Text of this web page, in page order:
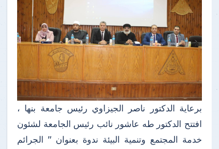
برعاية الدكتور ناصر الجيزاوي رئيس جامعة بنها ،
افتتح الدكتور طه عاشور نائب رئيس الجامعة لشئون
خدمة المجتمع وتنمية البيئة ندوة بعنوان " الجرائم